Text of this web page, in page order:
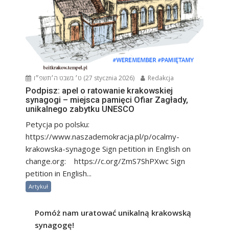
ט׳ בשבט ה׳תשפ״ו (27 stycznia 2026) Redakcja
Podpisz: apel o ratowanie krakowskiej
synagogi – miejsca pamięci Ofiar Zagłady,
unikalnego zabytku UNESCO
Petycja po polsku:
https://www.naszademokracja.pl/p/ocalmy-
krakowska-synagoge Sign petition in English on
change.org: https://c.org/ZmS7ShPXwc Sign
petition in English...
Artykuł
Pomóż nam uratować unikalną krakowską
synagogę!